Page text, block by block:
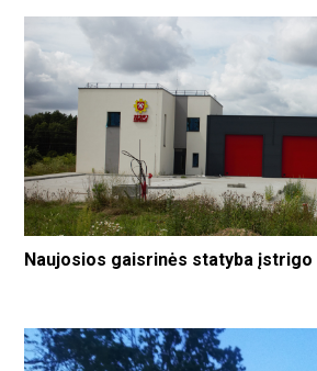
Naujosios gaisrinės statyba